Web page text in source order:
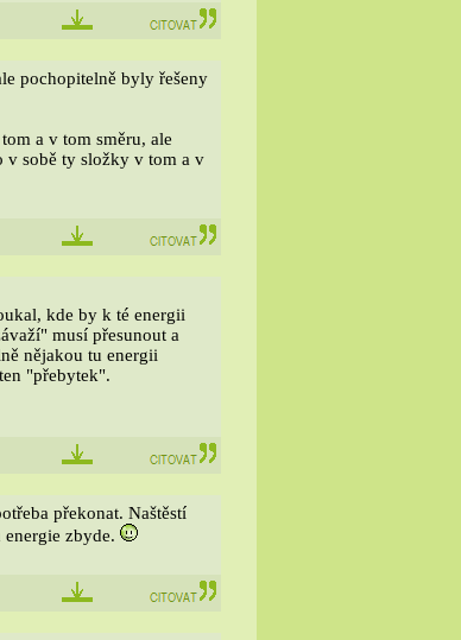
pochopitelně byly řešeny
a v tom směru, ale
v sobě ty složky v tom a v
kde by k té energii
musí přesunout a
nějakou tu energii
"přebytek".
překonat. Naštěstí
zbyde.